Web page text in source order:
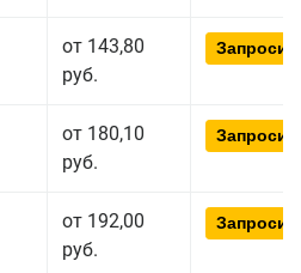
от 143,80
руб.
от 180,10
руб.
от 192,00
руб.